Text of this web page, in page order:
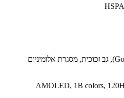
AMOLED, 1B colors,